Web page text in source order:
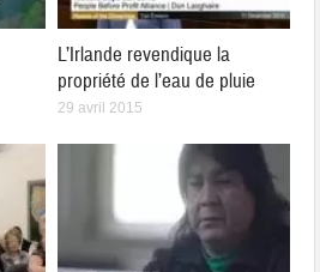
L’Irlande revendique la
propriété de l’eau de pluie
29 avril 2015